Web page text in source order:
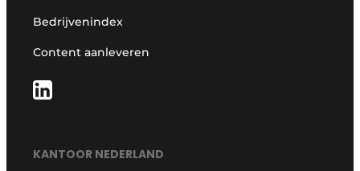
Bedrijvenindex
Content aanleveren
KANTOOR NEDERLAND